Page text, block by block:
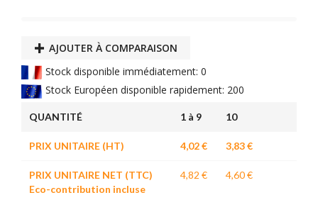
AJOUTER À COMPARAISON
Stock disponible immédiatement: 0
Stock Européen disponible rapidement: 200
QUANTITÉ 1 à 9 10
PRIX UNITAIRE (HT) 4,02 € 3,83 €
PRIX UNITAIRE NET (TTC)
Eco-contribution incluse
4,82 € 4,60 €